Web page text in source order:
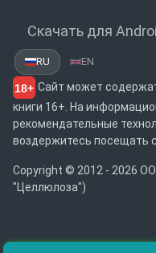
Скачать для
RU EN
18+ Сайт может
книги 16+. На
рекомендательные
воздержитесь посещать
Copyright © 2012 - 2026
"Целлюлоза")